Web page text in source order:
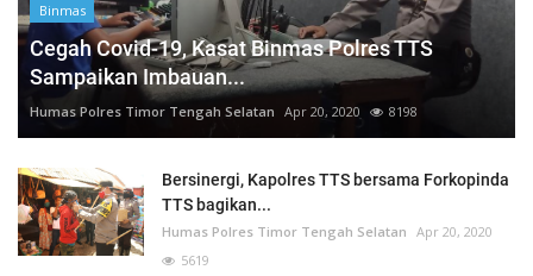
Binmas
Cegah Covid-19, Kasat Binmas Polres TTS
Sampaikan Imbauan...
Humas Polres Timor Tengah Selatan Apr 20, 2020 8198
Bersinergi, Kapolres TTS bersama Forkopinda
TTS bagikan...
Humas Polres Timor Tengah Selatan Apr 20, 2020
5619